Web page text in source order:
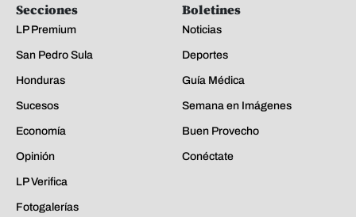
Secciones
LP Premium
San Pedro Sula
Honduras
Sucesos
Economía
Opinión
LP Verifica
Fotogalerías
Boletines
Noticias
Deportes
Guía Médica
Semana en Imágenes
Buen Provecho
Conéctate